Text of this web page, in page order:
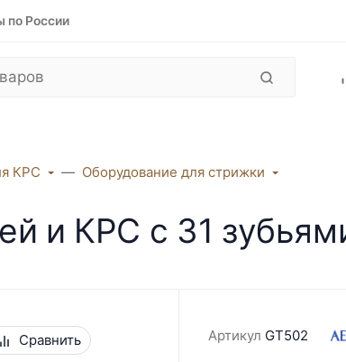
по России
КРС
Оборудование для стрижки
и КРС с 31
Сравнить Артикул GT502